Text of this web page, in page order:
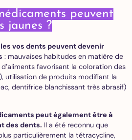
peuvent
jaunes ?
vos dents peuvent devenir
: mauvaises habitudes en matière de
favorisant la coloration des
utilisation de produits modifiant la
dentifrice blanchissant très abrasif)
peut également être à
des dents. Il a été reconnu que
particulièrement la tétracycline,